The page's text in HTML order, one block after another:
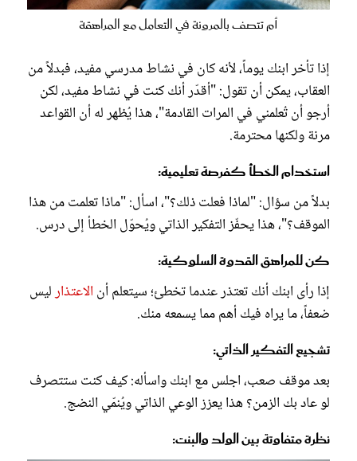
أم تتصف بالمرونة في التعامل مع المراهقة
إذا تأخر ابنك يوماً، لأنه كان في نشاط مدرسي مفيد، فبدلاً من
العقاب، يمكن أن تقول: "أقدّر أنك كنت في نشاط مفيد، لكن
أرجو أن تُعلمني في المرات القادمة"، هذا يُظهر له أن القواعد
مرنة ولكنها محترمة.
استخدام الخطأ كفرصة تعليمية:
بدلاً من سؤال: "لماذا فعلت ذلك؟"، اسأل: "ماذا تعلمت من هذا
الموقف؟"، هذا يحفّز التفكير الذاتي ويُحوّل الخطأ إلى درس.
كن للمراهق القدوة السلوكية:
إذا رأى ابنك أنك تعتذر عندما تخطئ؛ سيتعلم أن الاعتذارليس
ضعفاً، ما يراه فيك أهم مما يسمعه منك.
تشجيع التفكير الذاتي:
بعد موقف صعب، اجلس مع ابنك واسأله: كيف كنت ستتصرف
لو عاد بك الزمن؟ هذا يعزز الوعي الذاتي ويُنمّي النضج.
نظرة متفاوتة بين الولد والبنت: